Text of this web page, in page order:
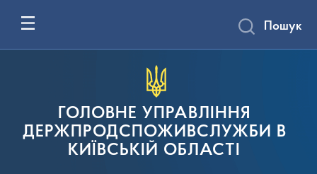
ГОЛОВНЕ УПРАВЛІННЯ
ДЕРЖПРОДСПОЖИВСЛУЖБИ В
КИЇВСЬКІЙ ОБЛАСТІ
Пошук